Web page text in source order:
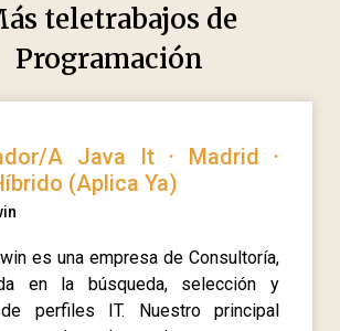
teletrabajos de
Programación
A Java It · Madrid ·
(Aplica Ya)
es una empresa de Consultoría,
en la búsqueda, selección y
de perfiles IT. Nuestro principal